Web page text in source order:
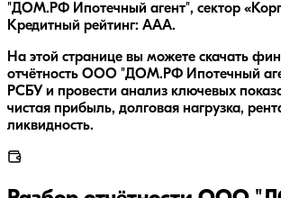
"ДОМ.РФ Ипотечный агент", сектор
Кредитный рейтинг: AAA.
На этой странице вы можете скачать
отчётность ООО "ДОМ.РФ Ипотечный
РСБУ и провести анализ ключевых
чистая прибыль, долговая нагрузка,
ликвидность.